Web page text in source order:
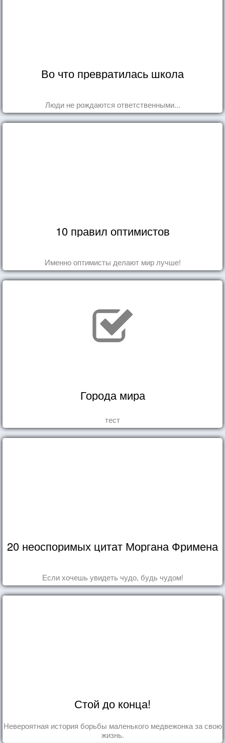
Во что превратилась школа
Люди не рождаются ответственными...
10 правил оптимистов
Именно оптимисты делают мир лучше!
Города мира
тест
20 неоспоримых цитат Моргана Фримена
Если хочешь увидеть чудо, будь чудом!
Стой до конца!
Невероятная история борьбы маленького медвежонка за свою
жизнь.